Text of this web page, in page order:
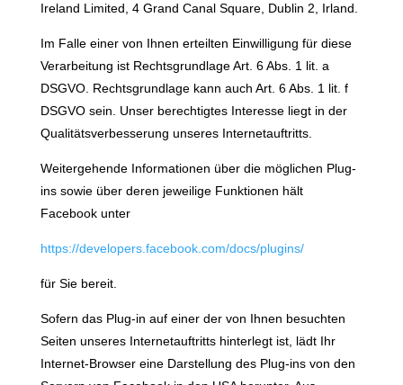
Ireland Limited, 4 Grand Canal Square, Dublin 2, Irland.
Im Falle einer von Ihnen erteilten Einwilligung für diese
Verarbeitung ist Rechtsgrundlage Art. 6 Abs. 1 lit. a
DSGVO. Rechtsgrundlage kann auch Art. 6 Abs. 1 lit. f
DSGVO sein. Unser berechtigtes Interesse liegt in der
Qualitätsverbesserung unseres Internetauftritts.
Weitergehende Informationen über die möglichen Plug-
ins sowie über deren jeweilige Funktionen hält
Facebook unter
https://developers.facebook.com/docs/plugins/
für Sie bereit.
Sofern das Plug-in auf einer der von Ihnen besuchten
Seiten unseres Internetauftritts hinterlegt ist, lädt Ihr
Internet-Browser eine Darstellung des Plug-ins von den